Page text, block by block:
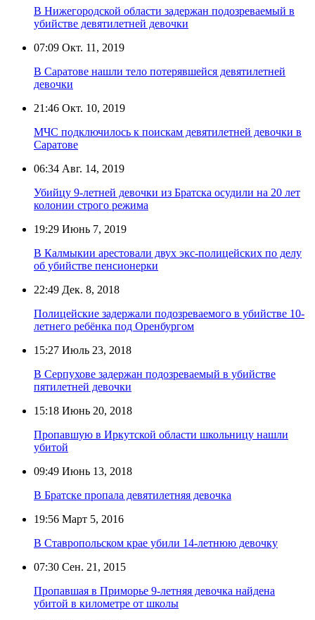
В Нижегородской области задержан подозреваемый в
убийстве девятилетней девочки
07:09 Окт. 11, 2019
В Саратове нашли тело потерявшейся девятилетней
девочки
21:46 Окт. 10, 2019
МЧС подключилось к поискам девятилетней девочки в
Саратове
06:34 Авг. 14, 2019
Убийцу 9-летней девочки из Братска осудили на 20 лет
колонии строго режима
19:29 Июнь 7, 2019
В Калмыкии арестовали двух экс-полицейских по делу
об убийстве пенсионерки
22:49 Дек. 8, 2018
Полицейские задержали подозреваемого в убийстве 10-
летнего ребёнка под Оренбургом
15:27 Июль 23, 2018
В Серпухове задержан подозреваемый в убийстве
пятилетней девочки
15:18 Июнь 20, 2018
Пропавшую в Иркутской области школьницу нашли
убитой
09:49 Июнь 13, 2018
В Братске пропала девятилетняя девочка
19:56 Март 5, 2016
В Ставропольском крае убили 14-летнюю девочку
07:30 Сен. 21, 2015
Пропавшая в Приморье 9-летняя девочка найдена
убитой в километре от школы